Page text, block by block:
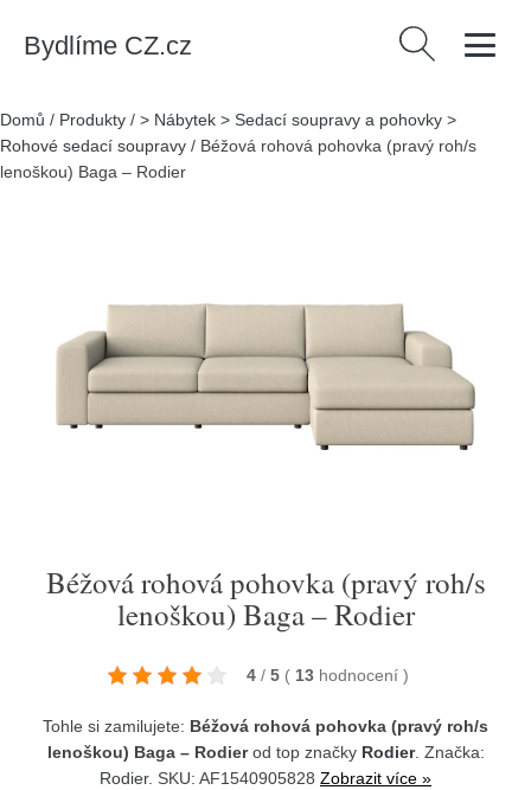
Bydlíme CZ.cz Vyhledávání
Domů / Produkty / > Nábytek > Sedací soupravy a pohovky >
Rohové sedací soupravy / Béžová rohová pohovka (pravý roh/s
lenoškou) Baga – Rodier
Béžová rohová pohovka (pravý roh/s
lenoškou) Baga – Rodier
4 / 5 ( 13 hodnocení )
Tohle si zamilujete: Béžová rohová pohovka (pravý roh/s
lenoškou) Baga – Rodierod top značky Rodier. Značka:
Rodier. SKU: AF1540905828 Zobrazit více »